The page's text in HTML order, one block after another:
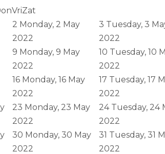
VriZat
2 Monday, 2 May
2022
3 Tuesday, 3
2022
9 Monday, 9 May
2022
10 Tuesday, 10
2022
16 Monday, 16 May
2022
17 Tuesday, 17
2022
23 Monday, 23 May
2022
24 Tuesday, 24
2022
30 Monday, 30 May
2022
31 Tuesday, 31
2022